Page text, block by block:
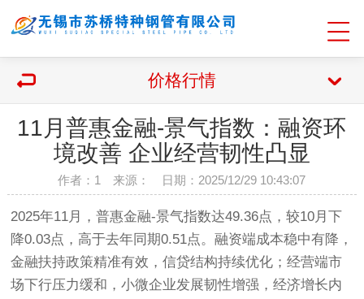
价格行情
11月普惠金融-景气指数：融资环
境改善 企业经营韧性凸显
作者：1 来源： 日期：2025/12/29 10:43:07
2025年11月，普惠金融-景气指数达49.36点，较10月下
降0.03点，高于去年同期0.51点。融资端成本稳中有降，
金融扶持政策精准有效，信贷结构持续优化；经营端市
场下行压力缓和，小微企业发展韧性增强，经济增长内